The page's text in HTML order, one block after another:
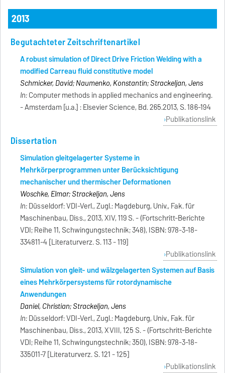
2013
Begutachteter Zeitschriftenartikel
A robust simulation of Direct Drive Friction Welding with a
modified Carreau fluid constitutive model
Schmicker, David; Naumenko, Konstantin; Strackeljan, Jens
In:Computer methods in applied mechanics and engineering.
- Amsterdam [u.a.] : Elsevier Science, Bd. 265.2013, S. 186-194
Publikationslink
Dissertation
Simulation gleitgelagerter Systeme in
Mehrkörperprogrammen unter Berücksichtigung
mechanischer und thermischer Deformationen
Woschke, Elmar; Strackeljan, Jens
In:Düsseldorf: VDI-Verl., Zugl.: Magdeburg, Univ., Fak. für
Maschinenbau, Diss., 2013, XIV, 119 S. - (Fortschritt-Berichte
VDI; Reihe 11, Schwingungstechnik; 348), ISBN: 978-3-18-
334811-4 [Literaturverz. S. 113 - 119]
Publikationslink
Simulation von gleit- und wälzgelagerten Systemen auf Basis
eines Mehrkörpersystems für rotordynamische
Anwendungen
Daniel, Christian; Strackeljan, Jens
In:Düsseldorf: VDI-Verl., Zugl.: Magdeburg, Univ., Fak. für
Maschinenbau, Diss., 2013, XVIII, 125 S. - (Fortschritt-Berichte
VDI; Reihe 11, Schwingungstechnik; 350), ISBN: 978-3-18-
335011-7 [Literaturverz. S. 121 - 125]
Publikationslink